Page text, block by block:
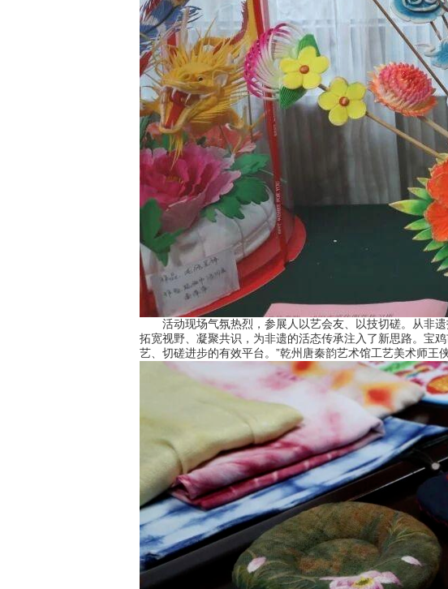
活动现场气氛热烈，参展人以艺会友、以技切磋。从非遗
拓宽视野、凝聚共识，为非遗的活态传承注入了新思路。宝
艺、切磋进步的有效平台。”乾州唐秦韵艺术馆工艺美术师